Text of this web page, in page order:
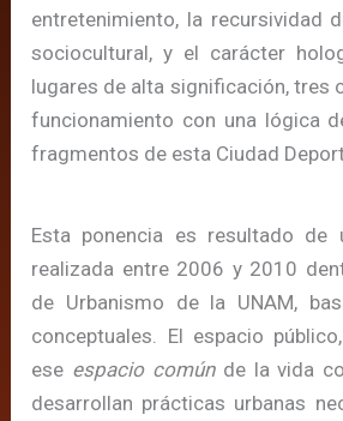
entretenimiento, la recursividad
sociocultural, y el carácter
lugares de alta significación, tres
funcionamiento con una lógica
fragmentos de esta Ciudad
Esta ponencia es resultado de
realizada entre 2006 y 2010
de Urbanismo de la UNAM,
conceptuales. El espacio
ese espacio comúnde la vida
desarrollan prácticas urbanas